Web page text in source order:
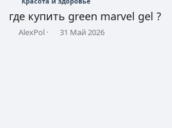
где купить green marvel gel ?
А
AlexPol
Д
31 Май 2026